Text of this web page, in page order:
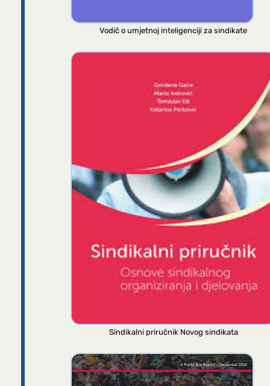
Vodič o umjetnoj inteligenciji za sindikate
Sindikalni priručnik Novog sindikata